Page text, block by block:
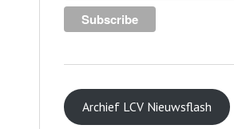
Archief LCV Nieuwsflash